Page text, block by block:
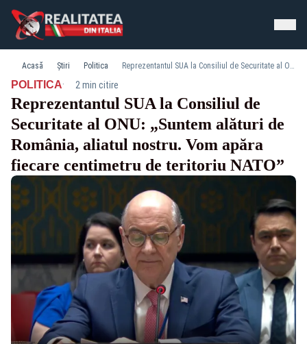
Acasă Știri Politica Reprezentantul SUA la Consiliul de Securitate al ONU: „Suntem alături de România, aliatul nostru. Vom apăra fiecare centimetru de teritoriu NATO”
POLITICA· 2 min citire
Reprezentantul SUA la Consiliul de
Securitate al ONU: „Suntem alături de
România, aliatul nostru. Vom apăra
fiecare centimetru de teritoriu NATO”